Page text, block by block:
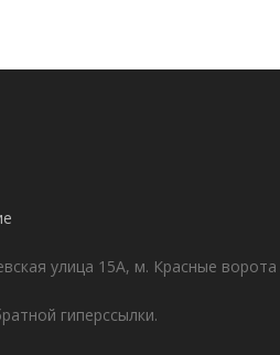
улица 15А, м. Красные ворота
гиперссылки.